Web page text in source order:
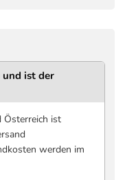
3706 mm
Pfosten, entlang
Lamellenlänge
ist der
Österreich ist
werden im